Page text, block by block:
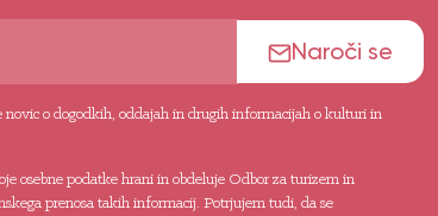
novic o dogodkih, oddajah in drugih informacijah o kulturi in
osebne podatke hrani in obdeluje Odbor za turizem in
prenosa takih informacij. Potrjujem tudi, da se
Naroči se